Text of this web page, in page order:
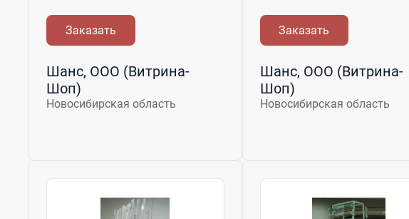
Заказать
Шанс, ООО (Витрина-
Шоп)
Новосибирская область
Заказать
Шанс, ООО (Витрина-
Шоп)
Новосибирская область